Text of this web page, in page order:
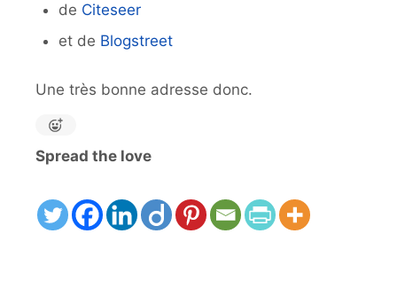
de Citeseer
et de Blogstreet
Une très bonne adresse donc.
Spread the love